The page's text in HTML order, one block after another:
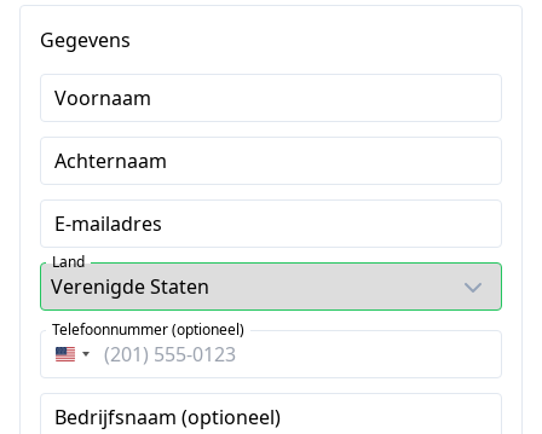
Gegevens
Voornaam
Achternaam
E-mailadres
Land
Verenigde
Staten
+1
Telefoonnummer (optioneel)
Bedrijfsnaam (optioneel)